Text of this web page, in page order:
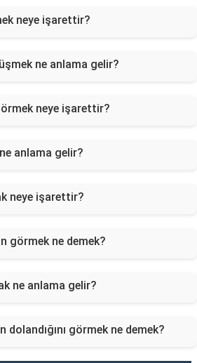
neye işarettir?
ne anlama gelir?
neye işarettir?
anlama gelir?
neye işarettir?
görmek ne demek?
ne anlama gelir?
dolandığını görmek ne demek?